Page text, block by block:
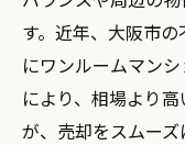
す。近年、大阪市
にワンルームマン
により、相場より
が、売却をスムー